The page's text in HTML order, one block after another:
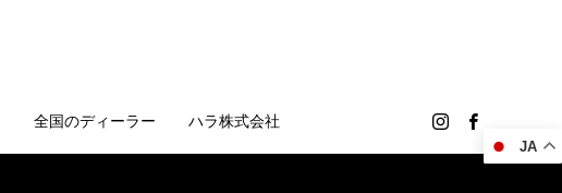
全国のディーラー ハラ株式会社
JA